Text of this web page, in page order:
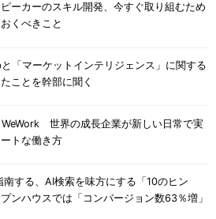
ーカーのスキル開発、今すぐ取り組むため
くべきこと
「マーケットインテリジェンス」に関する
ことを幹部に聞く
世界の成長企業が新しい日常で実
トな働き方
南する、AI検索を味方にする「10のヒン
ンハウスでは「コンバージョン数63％増」